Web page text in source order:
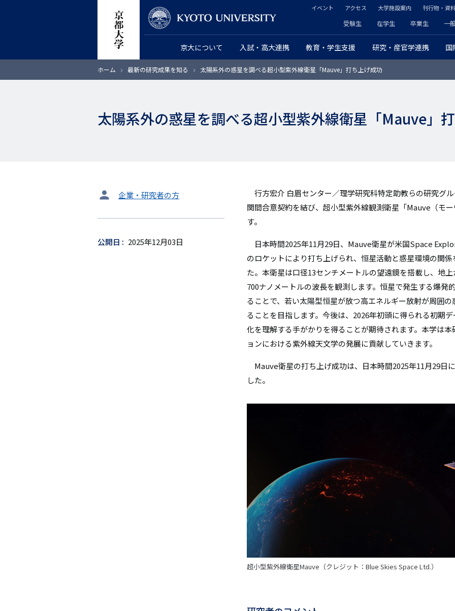
ン
京大について 入試・高大連携 教育・学生支援 研究・産官学連携 国
ヘ
ッ
ダ
プ
リ
リ
ン
ク
受験生 在学生 卒業生 一
ッ
ダ
ー
カ
リ
ー
ン
ク
イベント アクセス 大学施設案内 刊行物・資
ホーム 最新の研究成果を知る 太陽系外の惑星を調べる超小型紫外線衛星「Mauve」打ち上げ成功
太陽系外の惑星を調べる超小型紫外線衛星「Mauve」
タ
ッ
企業・研究者の方
公開日 2025年12月03日
行方宏介 白眉センター／理学研究科特定助教らの研究グ
関間合意契約を結び、超小型紫外線観測衛星「Mauve（モ
す。
日本時間2025年11月29日、Mauve衛星が米国Space
のロケットにより打ち上げられ、恒星活動と惑星環境の関
た。本衛星は口径13センチメートルの望遠鏡を搭載し、地
700ナノメートルの波長を観測します。恒星で発生する爆発
ることで、若い太陽型恒星が放つ高エネルギー放射が周囲
ることを目指します。今後は、2026年初頭に得られる初期
化を理解する手がかりを得ることが期待されます。本学は
ョンにおける紫外線天文学の発展に貢献していきます。
Mauve衛星の打ち上げ成功は、日本時間2025年11月29日
した。
超小型紫外線衛星Mauve（クレジット：Blue Skies Space Ltd.）